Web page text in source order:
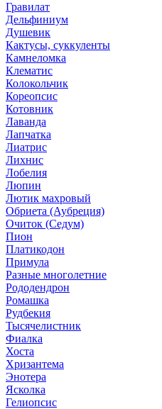
Гравилат
Дельфиниум
Душевик
Кактусы, суккуленты
Камнеломка
Клематис
Колокольчик
Кореопсис
Котовник
Лаванда
Лапчатка
Лиатрис
Лихнис
Лобелия
Люпин
Лютик махровый
Обриета (Аубреция)
Очиток (Седум)
Пион
Платикодон
Примула
Разные многолетние
Рододендрон
Ромашка
Рудбекия
Тысячелистник
Фиалка
Хоста
Хризантема
Энотера
Ясколка
Гелиопсис